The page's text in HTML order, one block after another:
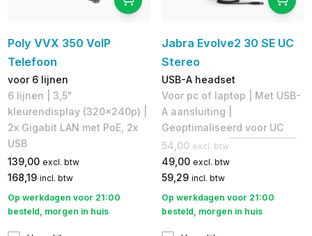
Poly VVX 350 VoIP
Telefoon
voor 6 lijnen
6 lijnen | 3,5"
kleurendisplay (320x240p)​ |
2x Gigabit LAN met PoE, 2x
USB
139,00 excl. btw
168,19 incl. btw
Op werkdagen voor 21:00
besteld, morgen in huis
Jabra Evolve2 30 SE UC
Stereo
USB-A headset
Voor pc of laptop | Met USB-
A aansluiting |
Geoptimaliseerd voor UC
54,00 excl. btw
49,00 excl. btw
59,29 incl. btw
Op werkdagen voor 21:00
besteld, morgen in huis